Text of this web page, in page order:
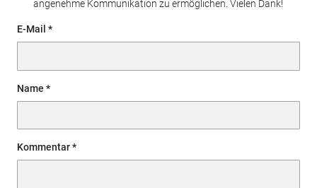
angenehme Kommunikation zu ermöglichen. Vielen Dank!
E-Mail
Name
Kommentar